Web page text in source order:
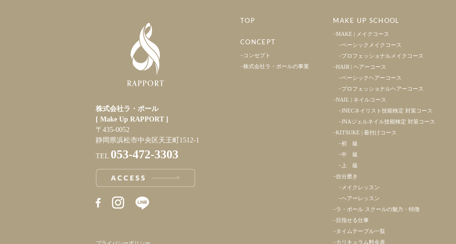
株式会社ラ・ポール
[ Make Up RAPPORT ]
〒435-0052
静岡県浜松市中央区天王町1512-1
TEL 053-472-3303
TOP
CONCEPT
コンセプト
株式会社ラ・ポールの事業
MAKE UP SCHOOL
MAKE | メイクコース
ベーシックメイクコース
プロフェッショナルメイクコース
HAIR | ヘアーコース
ベーシックヘアーコース
プロフェッショナルヘアーコース
NAIL | ネイルコース
JNECネイリスト技能検定 対策コース
JNAジェルネイル技能検定 対策コース
KITSUKE | 着付けコース
初 級
中 級
上 級
自分磨き
メイクレッスン
ヘアーレッスン
ラ・ポール スクールの魅力・特徴
目指せる仕事
タイムテーブル一覧
カリキュラム料金表